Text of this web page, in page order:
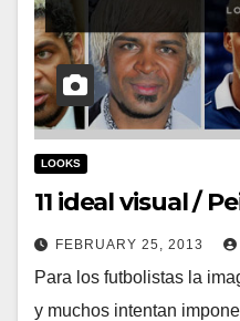
LOOKS
11 ideal visual /
FEBRUARY 25, 2013
Para los futbolistas la
y muchos intentan